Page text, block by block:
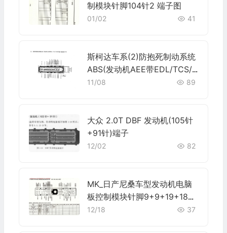
制模块针脚104针2 端子图
01/02 41
斯柯达车系(2)防抱死制动系统
ABS(发动机AEE带EDL/TCS/E
SR车型)电脑板47针端子
11/08 89
大众 2.0T DBF 发动机(105针
+91针)端子
12/02 82
MK_日产尼桑车型发动机电脑
板控制模块针脚9+9+19+18+
6+27针 端子图
12/18 37